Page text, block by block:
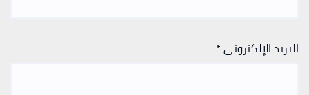
البريد الإلكتروني*